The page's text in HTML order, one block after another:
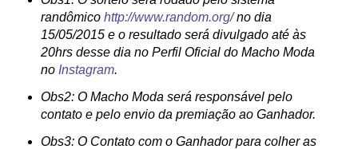
randômico http://www.random.org/no dia
15/05/2015 e o resultado será divulgado até às
20hrs desse dia no Perfil Oficial do Macho Moda
no Instagram.
Obs2: O Macho Moda será responsável pelo
contato e pelo envio da premiação ao Ganhador.
Obs3: O Contato com o Ganhador para colher as